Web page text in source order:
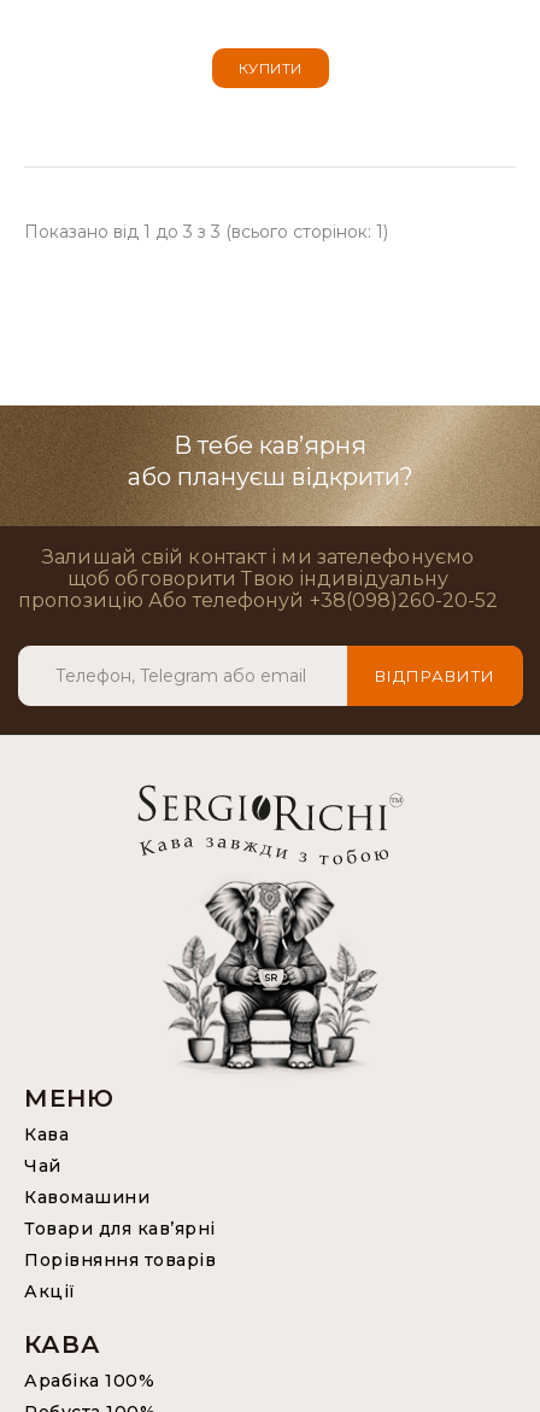
КУПИТИ
Показано від 1 до 3 з 3 (всього сторінок: 1)
В тебе кав’ярня
або плануєш відкрити?
Залишай свій контакт і ми зателефонуємо
щоб обговорити Твою індивідуальну
пропозицію Або телефонуй +38(098)260-20-52
ВІДПРАВИТИ
МЕНЮ
Кава
Чай
Кавомашини
Товари для кав’ярні
Порівняння товарів
Акції
КАВА
Арабіка 100%